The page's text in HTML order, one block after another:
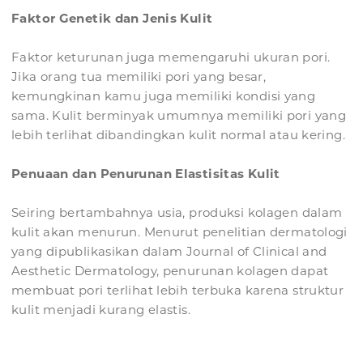
Faktor Genetik dan Jenis Kulit
Faktor keturunan juga memengaruhi ukuran pori.
Jika orang tua memiliki pori yang besar,
kemungkinan kamu juga memiliki kondisi yang
sama. Kulit berminyak umumnya memiliki pori yang
lebih terlihat dibandingkan kulit normal atau kering.
Penuaan dan Penurunan Elastisitas Kulit
Seiring bertambahnya usia, produksi kolagen dalam
kulit akan menurun. Menurut penelitian dermatologi
yang dipublikasikan dalam Journal of Clinical and
Aesthetic Dermatology, penurunan kolagen dapat
membuat pori terlihat lebih terbuka karena struktur
kulit menjadi kurang elastis.